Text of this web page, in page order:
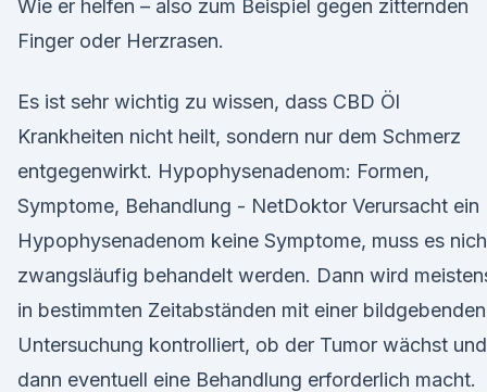
Wie er helfen – also zum Beispiel gegen zitternden
Finger oder Herzrasen.
Es ist sehr wichtig zu wissen, dass CBD Öl
Krankheiten nicht heilt, sondern nur dem Schmerz
entgegenwirkt. Hypophysenadenom: Formen,
Symptome, Behandlung - NetDoktor Verursacht ein
Hypophysenadenom keine Symptome, muss es
zwangsläufig behandelt werden. Dann wird
in bestimmten Zeitabständen mit einer bildgebenden
Untersuchung kontrolliert, ob der Tumor wächst und
dann eventuell eine Behandlung erforderlich macht.